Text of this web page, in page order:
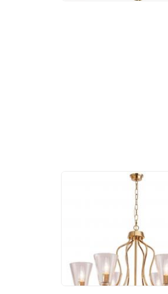
Подвесной
Newport Margaret
86 398 руб.